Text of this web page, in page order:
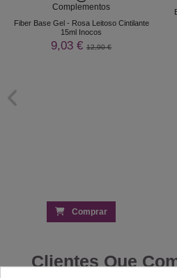
Fiber Base Gel - Rosa Leitoso Cintilante
15ml Inocos
9,03 € 12,90 €
Comprar
Clientes Que